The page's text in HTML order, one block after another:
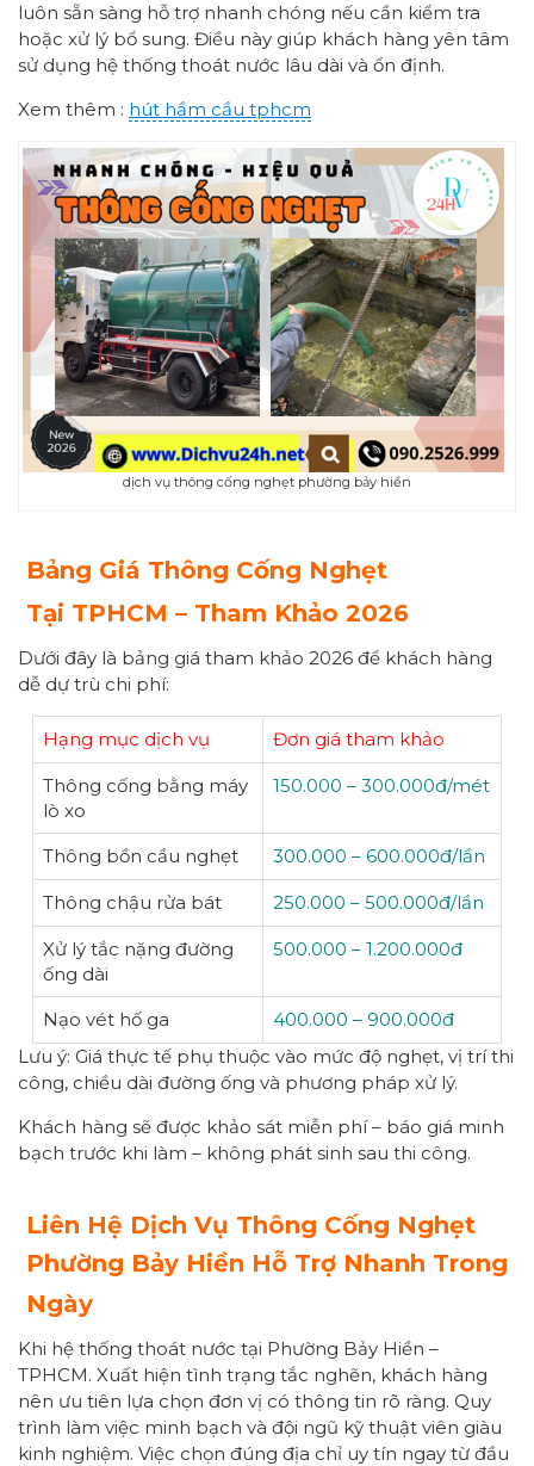
luôn sẵn sàng hỗ trợ nhanh chóng nếu cần kiểm tra
hoặc xử lý bổ sung. Điều này giúp khách hàng yên tâm
sử dụng hệ thống thoát nước lâu dài và ổn định.
Xem thêm : hút hầm cầu tphcm
dịch vụ thông cống nghẹt phường bảy hiền
Bảng Giá Thông Cống Nghẹt
Tại TPHCM – Tham Khảo 2026
Dưới đây là bảng giá tham khảo 2026 để khách hàng
dễ dự trù chi phí:
Hạng mục dịch vụ Đơn giá tham khảo
Thông cống bằng máy
lò xo
150.000 – 300.000đ/mét
Thông bồn cầu nghẹt 300.000 – 600.000đ/lần
Thông chậu rửa bát 250.000 – 500.000đ/lần
Xử lý tắc nặng đường
ống dài
500.000 – 1.200.000đ
Nạo vét hố ga
400.000 – 900.000đ
Lưu ý: Giá thực tế phụ thuộc vào mức độ nghẹt, vị trí thi
công, chiều dài đường ống và phương pháp xử lý.
Khách hàng sẽ được khảo sát miễn phí – báo giá minh
bạch trước khi làm – không phát sinh sau thi công.
Liên Hệ Dịch Vụ Thông Cống Nghẹt
Phường Bảy Hiền Hỗ Trợ Nhanh Trong
Ngày
Khi hệ thống thoát nước tại Phường Bảy Hiền –
TPHCM. Xuất hiện tình trạng tắc nghẽn, khách hàng
nên ưu tiên lựa chọn đơn vị có thông tin rõ ràng. Quy
trình làm việc minh bạch và đội ngũ kỹ thuật viên giàu
kinh nghiệm. Việc chọn đúng địa chỉ uy tín ngay từ đầu